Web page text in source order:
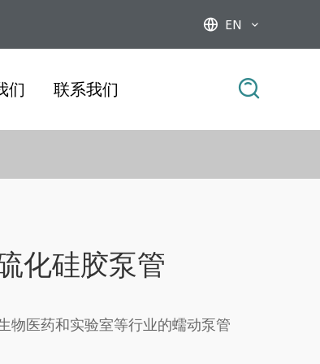
 EN 
们 联系我们 
化硅胶泵管
物医药和实验室等行业的蠕动泵管